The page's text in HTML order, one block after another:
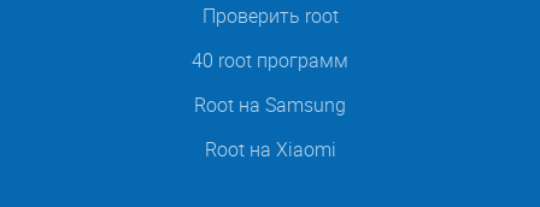
Проверить root
40 root программ
Root на Samsung
Root на Xiaomi